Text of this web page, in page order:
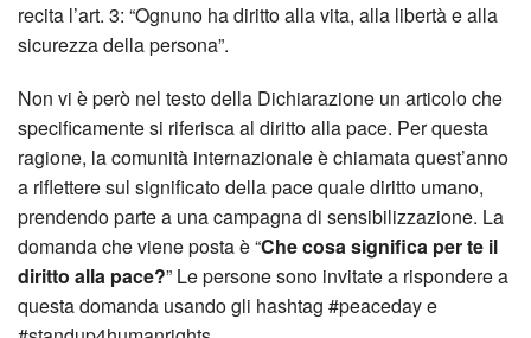
recita l’art. 3: “Ognuno ha diritto alla vita, alla libertà e alla
sicurezza della persona”.
Non vi è però nel testo della Dichiarazione un articolo che
specificamente si riferisca al diritto alla pace. Per questa
ragione, la comunità internazionale è chiamata quest’anno
a riflettere sul significato della pace quale diritto umano,
prendendo parte a una campagna di sensibilizzazione. La
domanda che viene posta è “Che cosa significa per te il
diritto alla pace?” Le persone sono invitate a rispondere a
questa domanda usando gli hashtag #peaceday e